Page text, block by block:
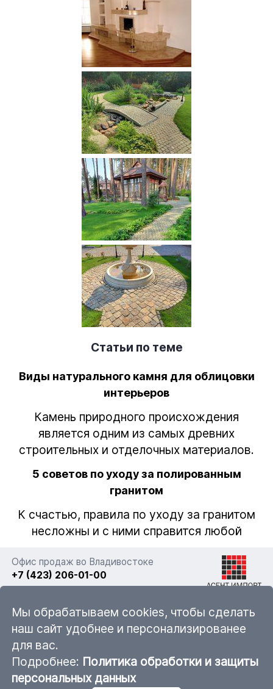
Статьи по теме
Виды натурального камня для облицовки
интерьеров
Камень природного происхождения
является одним из самых древних
строительных и отделочных материалов.
5 советов по уходу за полированным
гранитом
К счастью, правила по уходу за гранитом
несложны и с ними справится любой
Офис продаж во Владивостоке
+7 (423) 206-01-00
sales@ascent-import.ru
Карта каталога продукции
Мы обрабатываем cookies, чтобы сделать
наш сайт удобнее и персонализированее
для вас.
Подробнее: Политика обработки и защиты
персональных данных